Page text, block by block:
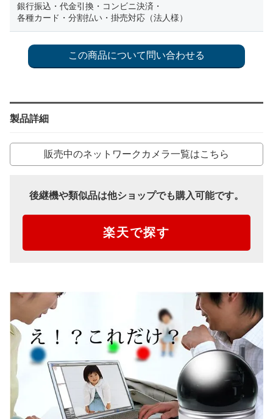
銀行振込・代金引換・コンビニ決済・
各種カード・分割払い・掛売対応（法人様）
製品詳細
販売中のネットワークカメラ一覧はこちら
後継機や類似品は他ショップでも購入可能です。
楽天で探す